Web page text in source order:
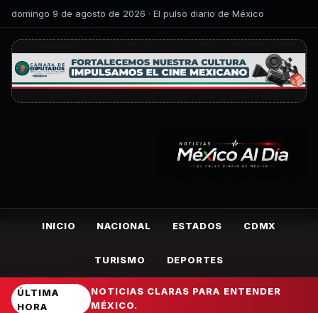
domingo 9 de agosto de 2026 · El pulso diario de México
INICIO NACIONAL ESTADOS CDMX
TURISMO DEPORTES
ÚLTIMA
HORA
NOTICIAS CLARAS PARA ENTENDER
MÉXICO.